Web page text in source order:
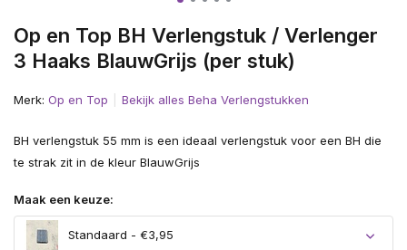
Op en Top BH Verlengstuk / Verlenger
3 Haaks BlauwGrijs (per stuk)
Merk: Op en Top Bekijk alles Beha Verlengstukken
BH verlengstuk 55 mm is een ideaal verlengstuk voor een BH die
te strak zit in de kleur BlauwGrijs
Maak een keuze:
Standaard - €3,95